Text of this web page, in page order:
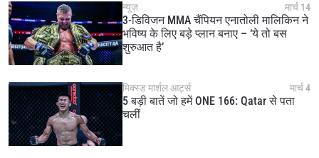
न्यूज़ मार्च 14
3-डिविजन MMA चैंपियन एनातोली मालिकिन ने
भविष्य के लिए बड़े प्लान बनाए – ‘ये तो बस
शुरुआत है’
मिक्स्ड मार्शल आर्ट्स मार्च 4
5 बड़ी बातें जो हमें ONE 166: Qatar से पता
चलीं